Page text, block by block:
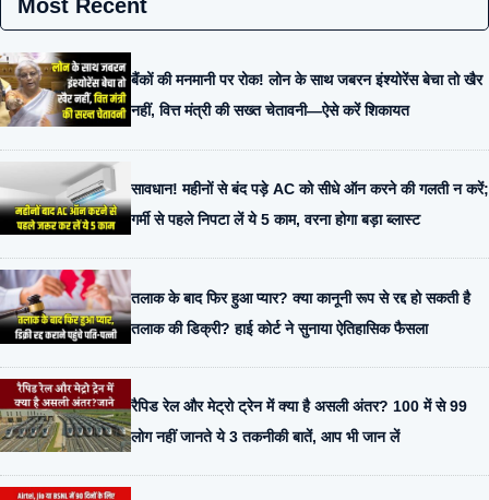
Most Recent
बैंकों की मनमानी पर रोक! लोन के साथ जबरन इंश्योरेंस बेचा तो खैर
नहीं, वित्त मंत्री की सख्त चेतावनी—ऐसे करें शिकायत
सावधान! महीनों से बंद पड़े AC को सीधे ऑन करने की गलती न करें;
गर्मी से पहले निपटा लें ये 5 काम, वरना होगा बड़ा ब्लास्ट
तलाक के बाद फिर हुआ प्यार? क्या कानूनी रूप से रद्द हो सकती है
तलाक की डिक्री? हाई कोर्ट ने सुनाया ऐतिहासिक फैसला
रैपिड रेल और मेट्रो ट्रेन में क्या है असली अंतर? 100 में से 99
लोग नहीं जानते ये 3 तकनीकी बातें, आप भी जान लें